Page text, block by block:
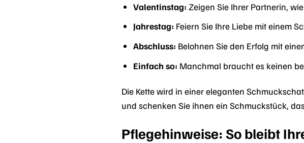
Valentinstag: Zeigen Sie Ihrer Partnerin,
Jahrestag: Feiern Sie Ihre Liebe mit einem
Abschluss: Belohnen Sie den Erfolg mit
Einfach so: Manchmal braucht es keinen
Die Kette wird in einer eleganten
und schenken Sie ihnen ein Schmuckstück,
Pflegehinweise: So bleibt